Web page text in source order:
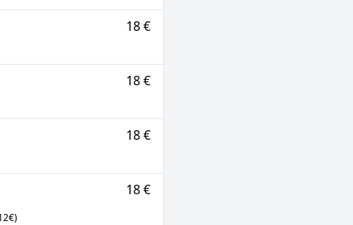
18 €
18 €
18 €
18 €